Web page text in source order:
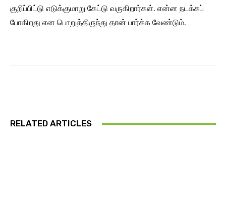
குறிப்பிட்டு எடுக்குமாறு கேட்டு வருகிறார்கள். என்ன நடக்கப்
போகிறது என பொறுத்திருந்து தான் பார்க்க வேண்டும்.
RELATED ARTICLES